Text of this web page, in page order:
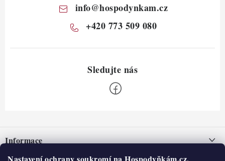
info@hospodynkam.cz
+420 773 509 080
pInformace